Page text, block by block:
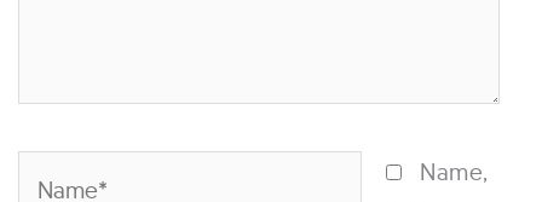
Name,